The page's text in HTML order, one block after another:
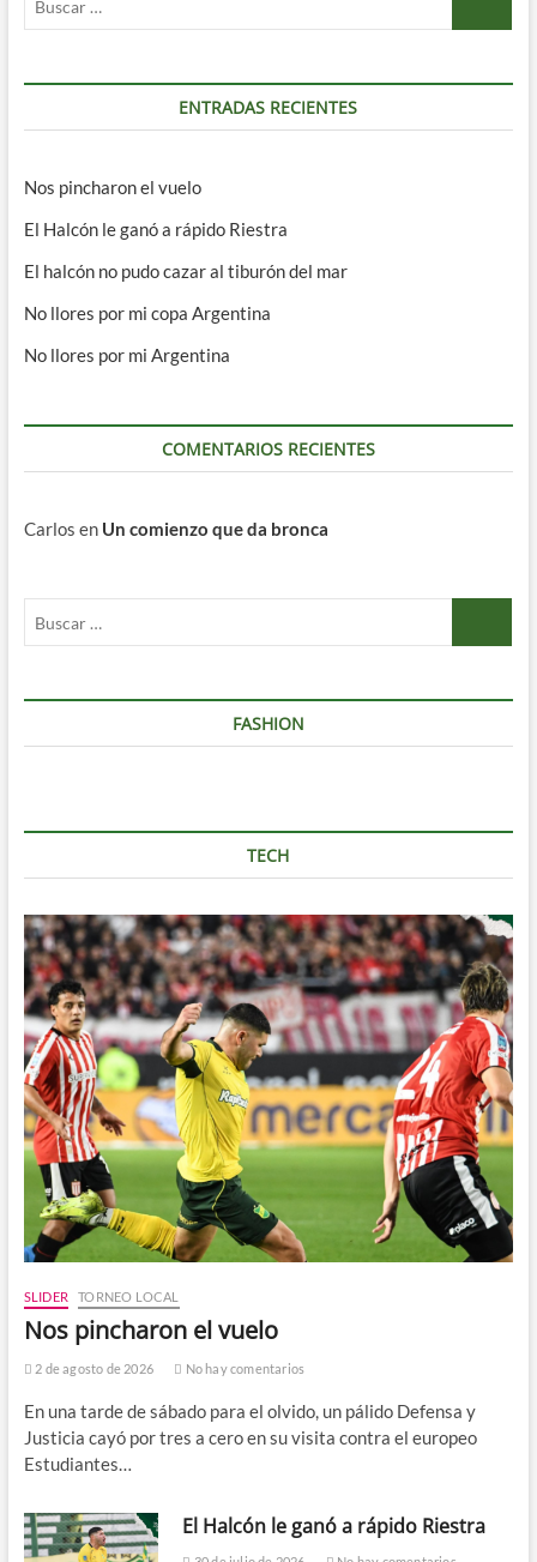
ENTRADAS RECIENTES
Nos pincharon el vuelo
El Halcón le ganó a rápido Riestra
El halcón no pudo cazar al tiburón del mar
No llores por mi copa Argentina
No llores por mi Argentina
COMENTARIOS RECIENTES
Carlos en Un comienzo que da bronca
FASHION
TECH
SLIDER TORNEO LOCAL
Nos pincharon el vuelo
2 de agosto de 2026 No hay comentarios
En una tarde de sábado para el olvido, un pálido Defensa y
Justicia cayó por tres a cero en su visita contra el europeo
Estudiantes…
El Halcón le ganó a rápido Riestra